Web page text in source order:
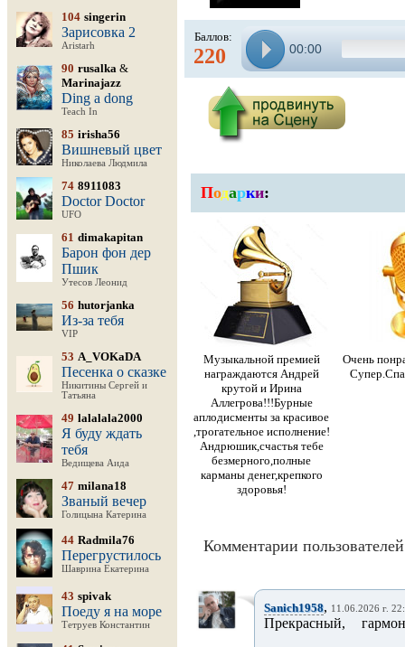
104 singerin
Зарисовка 2
Aristarh
90 rusalka &
Marinajazz
Ding a dong
Teach In
85 irisha56
Вишневый цвет
Николаева Людмила
74 8911083
Doctor Doctor
UFO
61 dimakapitan
Барон фон дер
Пшик
Утесов Леонид
56 hutorjanka
Из-за тебя
VIP
53 A_VOKaDA
Песенка о сказке
Никитины Сергей и
Татьяна
49 lalalala2000
Я буду ждать
тебя
Ведищева Аида
47 milana18
Званый вечер
Голицына Катерина
44 Radmila76
Перегрустилось
Шаврина Екатерина
43 spivak
Поеду я на море
Тетруев Константин
Баллов:
220 00:00
Подарки:
Музыкальной премией
награждаются Андрей
крутой и Ирина
Аллегрова!!!Бурные
аплодисменты за красивое
,трогательное исполнение!
Андрюшик,счастья тебе
безмерного,полные
карманы денег,крепкого
здоровья!
Очень
Комментарии
Sanich1958, 11.06.2026 г.
Прекрасный,